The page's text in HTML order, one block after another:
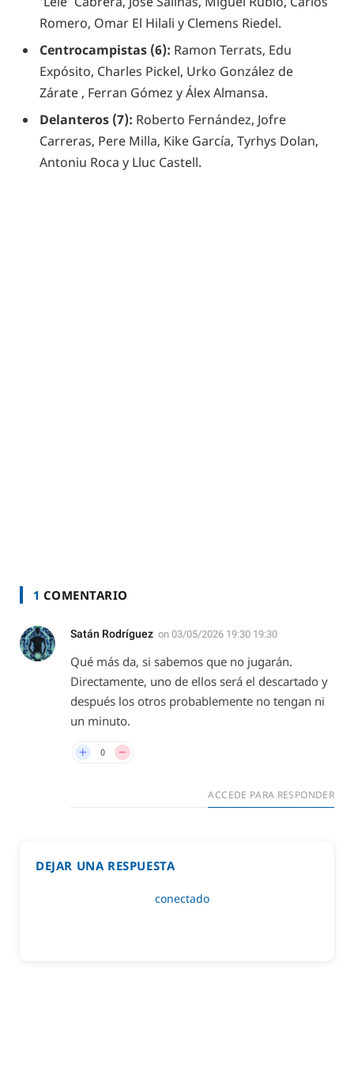
Romero, Omar El Hilali y Clemens Riedel.
Centrocampistas (6): Ramon Terrats, Edu
Expósito, Charles Pickel, Urko González de
Zárate , Ferran Gómez y Álex Almansa.
Delanteros (7): Roberto Fernández, Jofre
Carreras, Pere Milla, Kike García, Tyrhys Dolan,
Antoniu Roca y Lluc Castell.
1 COMENTARIO
Satán Rodríguez on 03/05/2026 19:30 19:30
Qué más da, si sabemos que no jugarán.
Directamente, uno de ellos será el descartado y
después los otros probablemente no tengan ni
un minuto.
0
ACCEDE PARA RESPONDER
DEJAR UNA RESPUESTA
conectado